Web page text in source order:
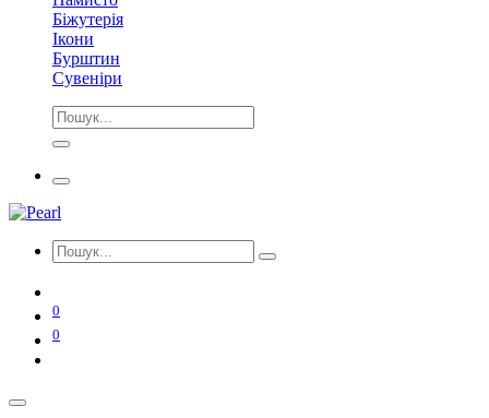
Біжутерія
Ікони
Бурштин
Сувеніри
0
0